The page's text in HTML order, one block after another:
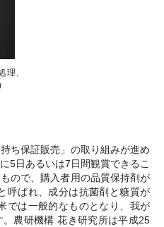
理、
ち保証販売」の取り組みが進め
5日あるいは7日間観賞できるこ
ので、購入者用の品質保持剤が
呼ばれ、成分は抗菌剤と糖質が
では一般的なものとなり、我が
農研機構 花き研究所は平成25